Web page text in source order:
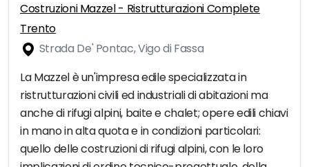
Costruzioni Mazzel - Ristrutturazioni Complete
Trento
Strada De' Pontac, Vigo di Fassa
La Mazzel è un'impresa edile specializzata in
ristrutturazioni civili ed industriali di abitazioni ma
anche di rifugi alpini, baite e chalet; opere edili chiavi
in mano in alta quota e in condizioni particolari:
quello delle costruzioni di rifugi alpini, con le loro